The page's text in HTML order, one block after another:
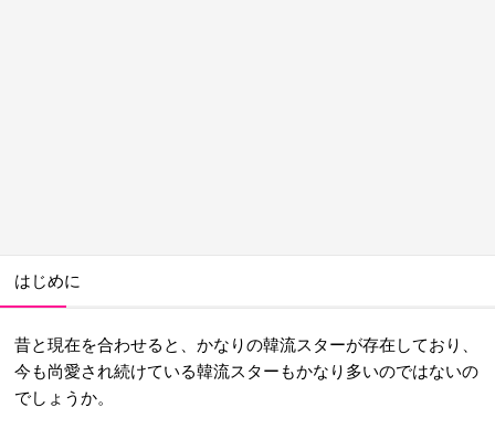
はじめに
昔と現在を合わせると、かなりの韓流スターが存在しており、
今も尚愛され続けている韓流スターもかなり多いのではないの
でしょうか。